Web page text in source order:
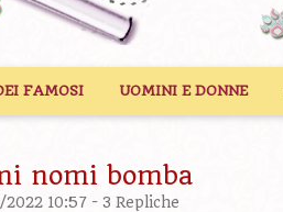
FAMOSI UOMINI E DONNE
nomi bomba
2022 10:57 - 3 Repliche